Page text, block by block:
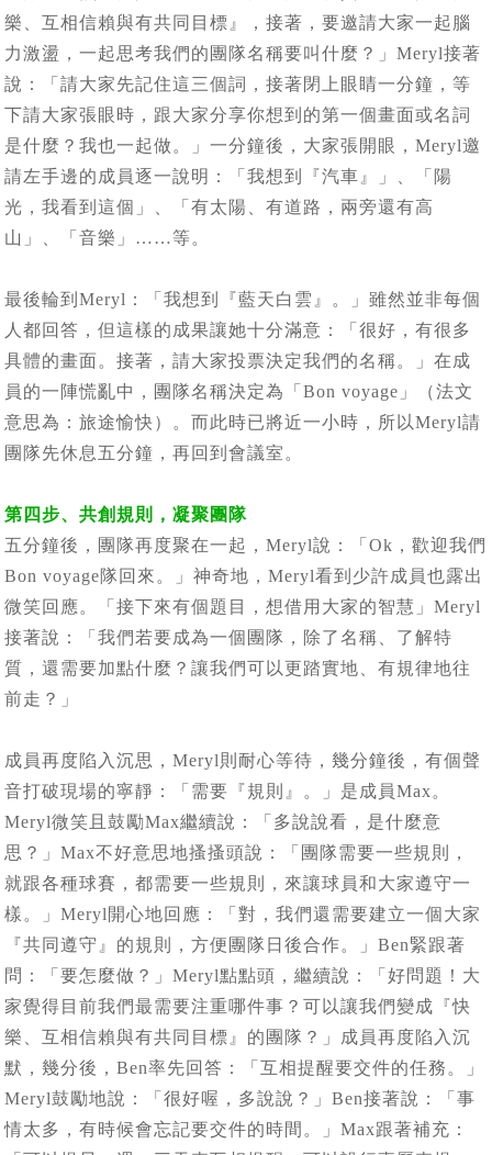
樂、互相信賴與有共同目標』，接著，要邀請大家一起腦
力激盪，一起思考我們的團隊名稱要叫什麼？」Meryl接著
說：「請大家先記住這三個詞，接著閉上眼睛一分鐘，等
下請大家張眼時，跟大家分享你想到的第一個畫面或名詞
是什麼？我也一起做。」一分鐘後，大家張開眼，Meryl邀
請左手邊的成員逐一說明：「我想到『汽車』」、「陽
光，我看到這個」、「有太陽、有道路，兩旁還有高
山」、「音樂」……等。
最後輪到Meryl：「我想到『藍天白雲』。」雖然並非每個
人都回答，但這樣的成果讓她十分滿意：「很好，有很多
具體的畫面。接著，請大家投票決定我們的名稱。」在成
員的一陣慌亂中，團隊名稱決定為「Bon voyage」（法文
意思為：旅途愉快）。而此時已將近一小時，所以Meryl請
團隊先休息五分鐘，再回到會議室。
第四步、共創規則，凝聚團隊
五分鐘後，團隊再度聚在一起，Meryl說：「Ok，歡迎我們
Bon voyage隊回來。」神奇地，Meryl看到少許成員也露出
微笑回應。「接下來有個題目，想借用大家的智慧」Meryl
接著說：「我們若要成為一個團隊，除了名稱、了解特
質，還需要加點什麼？讓我們可以更踏實地、有規律地往
前走？」
成員再度陷入沉思，Meryl則耐心等待，幾分鐘後，有個聲
音打破現場的寧靜：「需要『規則』。」是成員Max。
Meryl微笑且鼓勵Max繼續說：「多說說看，是什麼意
思？」Max不好意思地搔搔頭說：「團隊需要一些規則，
就跟各種球賽，都需要一些規則，來讓球員和大家遵守一
樣。」Meryl開心地回應：「對，我們還需要建立一個大家
『共同遵守』的規則，方便團隊日後合作。」Ben緊跟著
問：「要怎麼做？」Meryl點點頭，繼續說：「好問題！大
家覺得目前我們最需要注重哪件事？可以讓我們變成『快
樂、互相信賴與有共同目標』的團隊？」成員再度陷入沉
默，幾分後，Ben率先回答：「互相提醒要交件的任務。」
Meryl鼓勵地說：「很好喔，多說說？」Ben接著說：「事
情太多，有時候會忘記要交件的時間。」Max跟著補充：